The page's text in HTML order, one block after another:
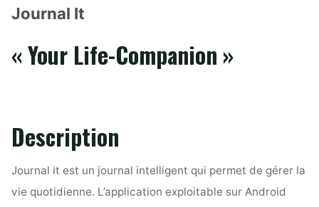
Journal It
« Your Life-Companion »
Description
Journal it est un journal intelligent qui permet de gérer la
vie quotidienne. L’application exploitable sur Android